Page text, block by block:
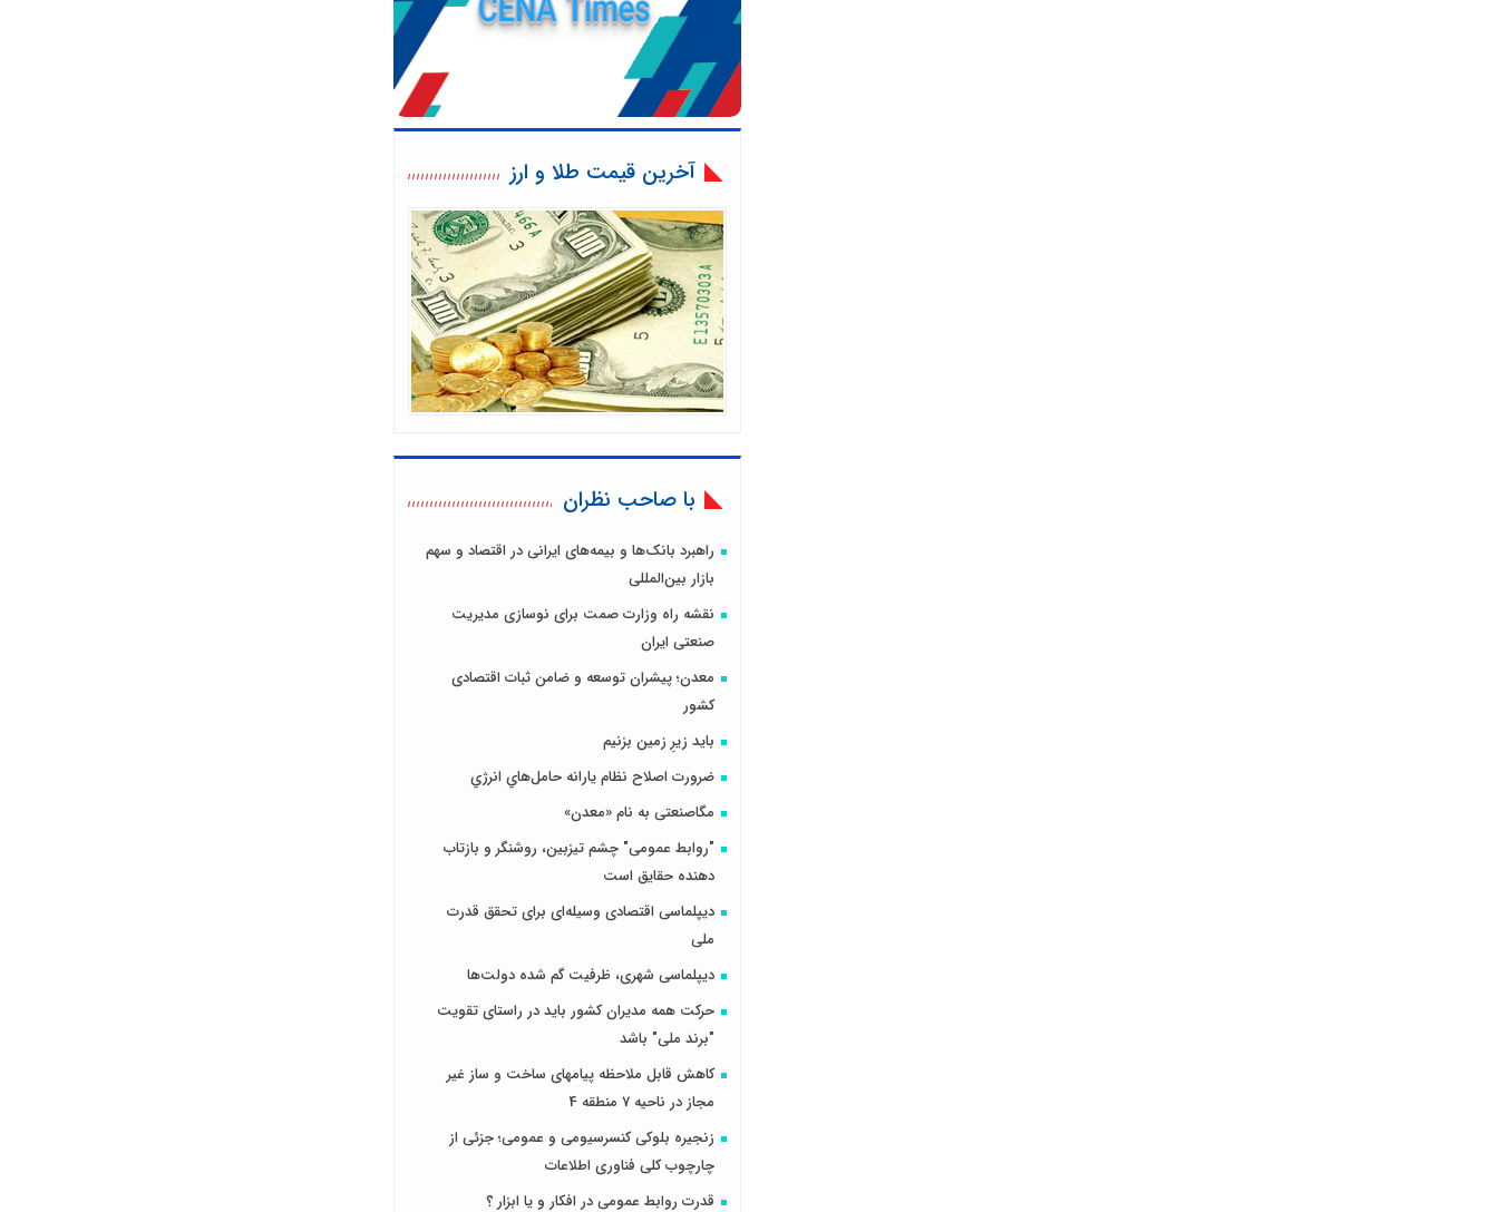
آخرین قیمت طلا و ارز
با صاحب نظران
راهبرد بانک‌ها و بیمه‌های ایرانی در اقتصاد و سهم
بازار بین‌المللی
نقشه راه وزارت صمت برای نوسازی مدیریت
صنعتی ایران
معدن؛ پیشران توسعه و ضامن ثبات اقتصادی
کشور
باید زیرِ زمین بزنیم
ضرورت اصلاح نظام يارانه حامل‌هاي انرژي
مگاصنعتی به نام «معدن»
"روابط عمومی" چشم تیزبین، روشنگر و بازتاب
دهنده حقایق است
دیپلماسی اقتصادی وسیله‌ای برای تحقق قدرت
ملی
دیپلماسی شهری، ظرفیت گم شده دولت‌ها
حرکت همه مدیران کشور باید در راستای تقویت
"برند ملی" باشد
کاهش قابل ملاحظه پیامهای ساخت و ساز غیر
مجاز در ناحیه 7 منطقه 4
زنجیره بلوکی کنسرسیومی و عمومی؛ جزئی از
چارچوب کلی فناوری اطلاعات
قدرت روابط عمومی در افکار و یا ابزار ؟